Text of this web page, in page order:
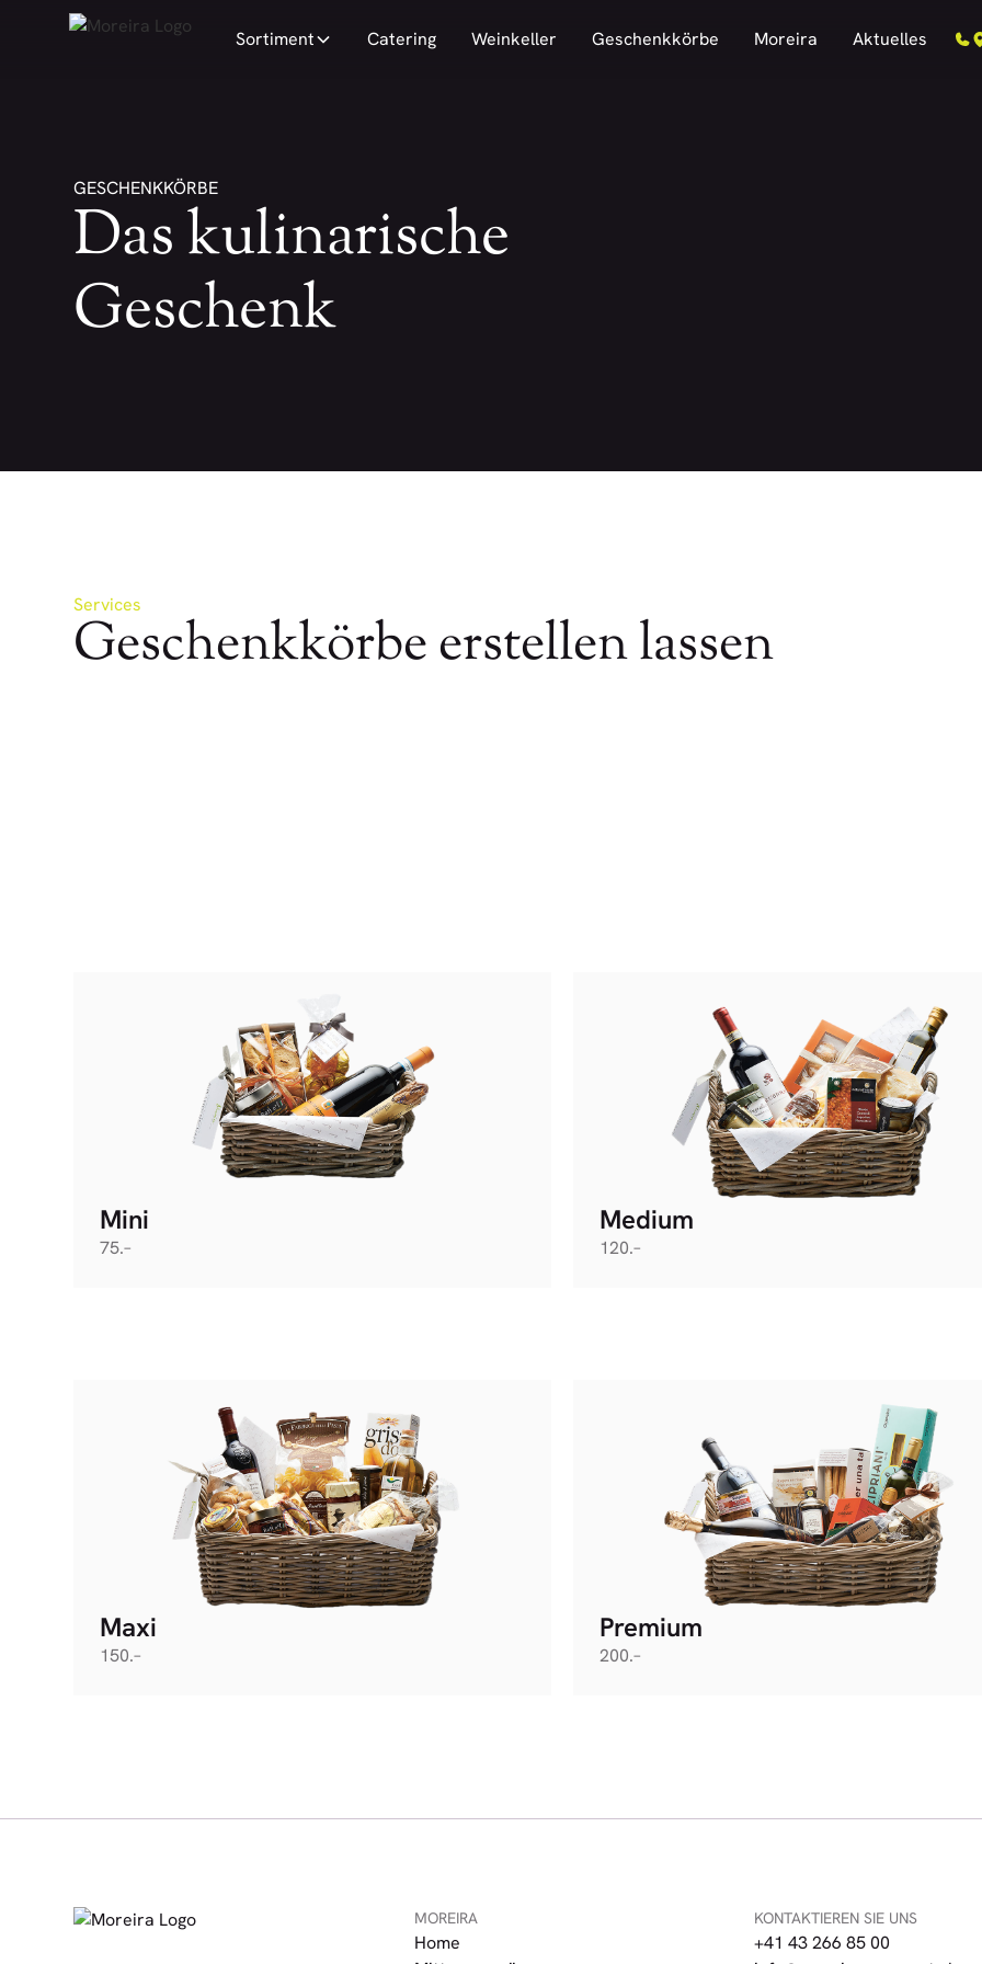
Sortiment Catering Weinkeller Geschenkkörbe Moreira Aktuelles
GESCHENKKÖRBE
Das kulinarische
Geschenk
Services
Geschenkkörbe erstellen lassen
Mini
75.–
Medium
120.–
Maxi
150.–
Premium
200.–
MOREIRA
Home
KONTAKTIEREN SIE UNS
+41 43 266 85 00